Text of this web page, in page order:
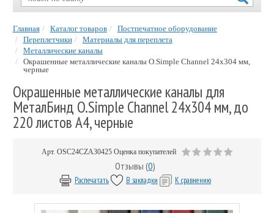
Главная Каталог товаров
Постпечатное оборудование
Переплетчики
Материалы для переплета
Металлические каналы
Окрашенные металлические каналы O.Simple Channel 24х304 мм,
черные
Окрашенные металлические каналы для
МеталБинд O.Simple Channel 24х304 мм, до
220 листов А4, черные
Арт. OSC24CZA30425 Оценка покупателей
Отзывы (0)
Распечатать В закладки К сравнению